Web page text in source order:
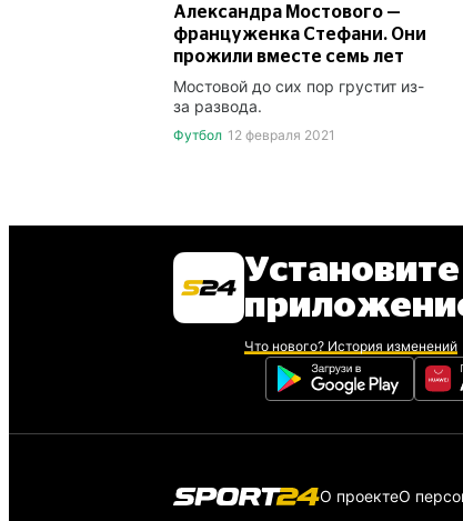
Александра Мостового —
француженка Стефани. Они
прожили вместе семь лет
Мостовой до сих пор грустит из-
за развода.
Футбол 12 февраля 2021
Установите
Что нового? История изменений
О проектеО